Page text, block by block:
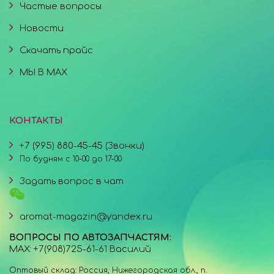
Частые вопросы
Новости
Скачать прайс
МЫ В MAX
КОНТАКТЫ
+7 (995) 880-45-45 (Звонки)
По будням с 10-00 до 17-00
Задать вопрос в чат
aromat-magazin@yandex.ru
ВОПРОСЫ ПО АВТОЗАПЧАСТЯМ:
MAX: +7(908)725-61-61 Василий
Оптовый склад: Россия, Нижегородская обл., п.